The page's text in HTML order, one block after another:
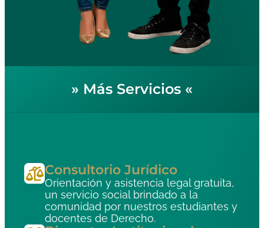
» Más Servicios «
Consultorio Jurídico
Orientación y asistencia legal gratuita,
un servicio social brindado a la
comunidad por nuestros estudiantes y
docentes de Derecho.